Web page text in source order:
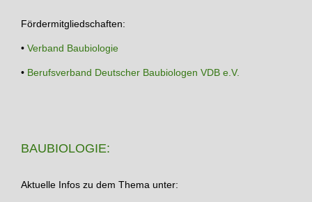
Fördermitgliedschaften:
• Verband Baubiologie
• Berufsverband Deutscher Baubiologen VDB e.V.
BAUBIOLOGIE:
Aktuelle Infos zu dem Thema unter: